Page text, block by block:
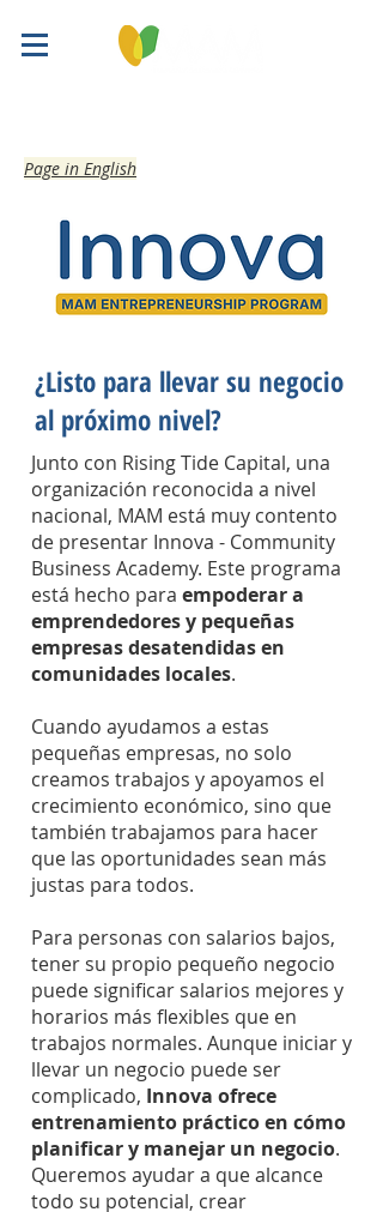
Page in English
¿Listo para llevar su negocio
al próximo nivel?
Junto con Rising Tide Capital, una
organización reconocida a nivel
nacional, MAM está muy contento
de presentar Innova - Community
Business Academy. Este programa
está hecho para empoderar a
emprendedores y pequeñas
empresas desatendidas en
comunidades locales.
Cuando ayudamos a estas
pequeñas empresas, no solo
creamos trabajos y apoyamos el
crecimiento económico, sino que
también trabajamos para hacer
que las oportunidades sean más
justas para todos.
Para personas con salarios bajos,
tener su propio pequeño negocio
puede significar salarios mejores y
horarios más flexibles que en
trabajos normales. Aunque iniciar y
llevar un negocio puede ser
complicado, Innova ofrece
entrenamiento práctico en cómo
planificar y manejar un negocio.
Queremos ayudar a que alcance
todo su potencial, crear